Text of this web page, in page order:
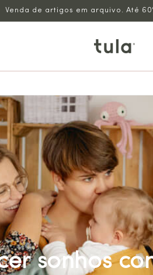
Venda de artigos em arquivo. Até
sonhos